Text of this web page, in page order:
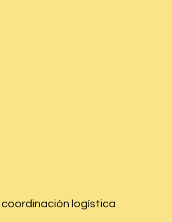
logística